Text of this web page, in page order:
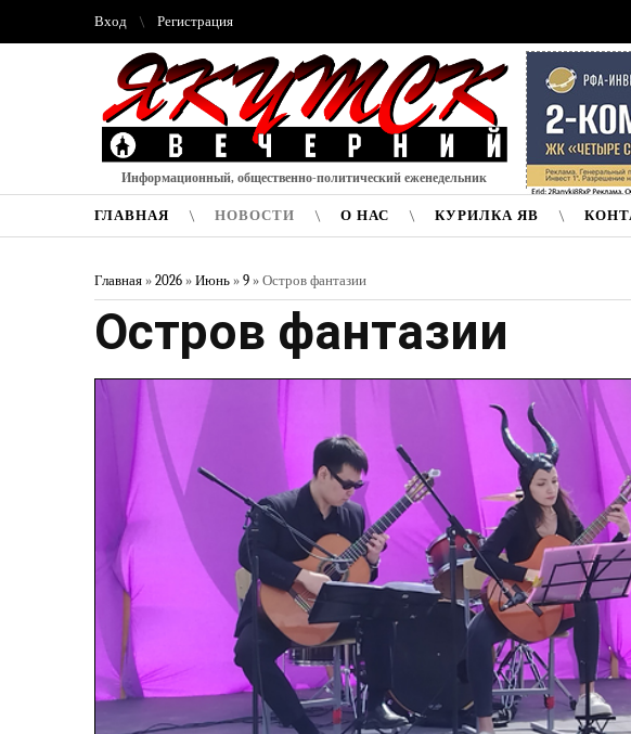
Вход Регистрация
Информационный, общественно-политический еженедельник
ГЛАВНАЯ НОВОСТИ О НАС КУРИЛКА ЯВ
Главная » 2026 » Июнь » 9 » Остров фантазии
Остров фантазии